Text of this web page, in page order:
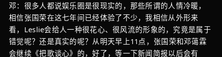
邓：很多人都说娱乐圈是很现实的，那些所谓的人情冷暖，
相信张国荣在这七年间已经体验了不少，我相信从外形来
看，Leslie会给人一种很花心、很风流的形象的，究竟是属于
错觉呢？还是真实的呢？从明天早上11点，张国荣和邓蔼霖
会继续《把歌谈心》的，好了，等一下新闻简报以后会有